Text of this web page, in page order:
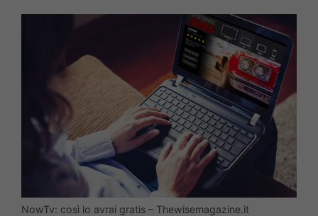
NowTv: così lo avrai gratis – Thewisemagazine.it